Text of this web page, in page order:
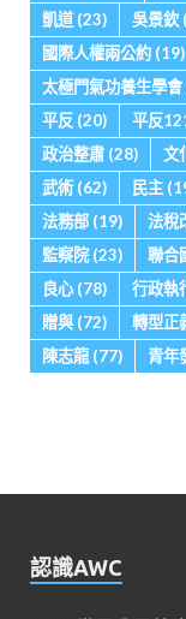
凱道(23) 吳景欽
國際人權兩公約 (19)
太極門氣功養生學會
平反 (20) 平反
政治整肅 (28) 文
武術(62) 民主
法務部 (19) 法稅
監察院(23) 聯合
良心(78) 行政執
贈與(72) 轉型正
陳志龍(77) 青年
認識AWC